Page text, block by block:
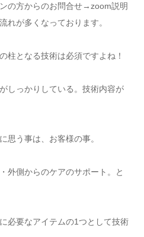
の方からのお問合せ→zoom説明
が多くなっております。
柱となる技術は必須ですよね！
しっかりしている。技術内容が
思う事は、お客様の事。
外側からのケアのサポート。と
必要なアイテムの1つとして技術